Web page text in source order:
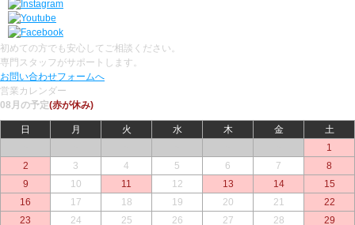
初めての方でも安心してご相談ください。
専門スタッフがサポートします。
お問い合わせフォームへ
営業カレンダー
08月の予定(赤が休み)
日 月 火 水 木 金
土
1
2
3 4 5 6 7
8
9
10 11 12 13 14
15
16
17 18 19 20 21
22
23
24 25 26 27 28
29